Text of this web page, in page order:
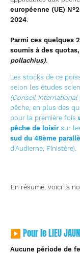
européenne (UE)
2024.
Parmi ces quelques
soumis à des
pollachius).
Les stocks de ce
selon les études
(Conseil International
pêche, en plus des
pour la première fois
pêche de loisir sur
sud du 48ème
d’Audierne, Finistère).
En résumé, voici la
▶ Pour le LIEU
Aucune période de